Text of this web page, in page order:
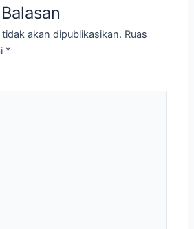
akan dipublikasikan. Ruas
*